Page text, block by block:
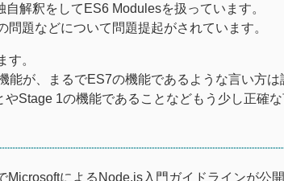
解釈をしてES6 Modulesを扱っています。
題などについて問題提起がされています。
す。
能が、まるでES7の機能であるような言い方
Stage 1の機能であることなどもう少し正確
MicrosoftによるNode.js入門ガイドラインが公開